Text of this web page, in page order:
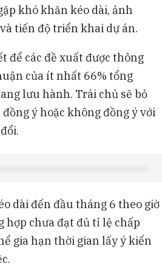
khó khăn kéo dài, ảnh
tiến độ triển khai dự án.
để các đề xuất được thông
của ít nhất 66% tổng
lưu hành. Trái chủ sẽ bỏ
ý hoặc không đồng ý với
dài đến đầu tháng 6 theo giờ
hợp chưa đạt đủ tỉ lệ chấp
gia hạn thời gian lấy ý kiến